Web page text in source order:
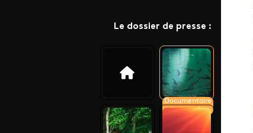
Le dossier de presse :
Documentaire
et magazine